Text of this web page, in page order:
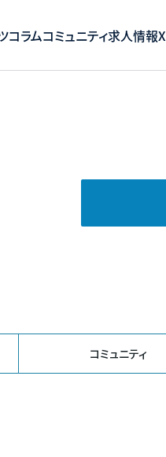
コラムコミュニティ求人情報
コミュニティ